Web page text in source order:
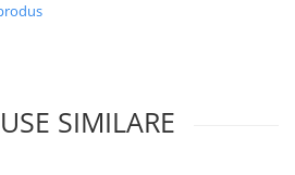
SIMILARE